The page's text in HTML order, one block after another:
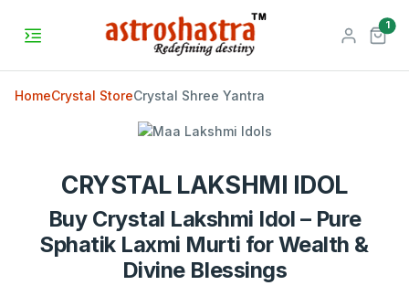
1
HomeCrystal StoreCrystal Shree Yantra
CRYSTAL LAKSHMI IDOL
Buy Crystal Lakshmi Idol – Pure
Sphatik Laxmi Murti for Wealth &
Divine Blessings